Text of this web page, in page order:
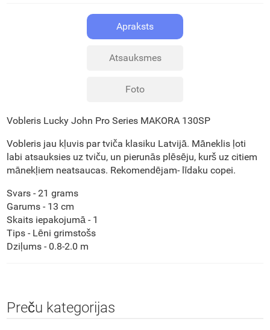
Apraksts
Atsauksmes
Foto
Vobleris Lucky John Pro Series MAKORA 130SP
Vobleris jau kļuvis par tviča klasiku Latvijā. Māneklis ļoti
labi atsauksies uz tviču, un pierunās plēsēju, kurš uz citiem
mānekļiem neatsaucas. Rekomendējam- līdaku copei.
Svars - 21 grams
Garums - 13 cm
Skaits iepakojumā - 1
Tips - Lēni grimstošs
Dziļums - 0.8-2.0 m
Preču kategorijas